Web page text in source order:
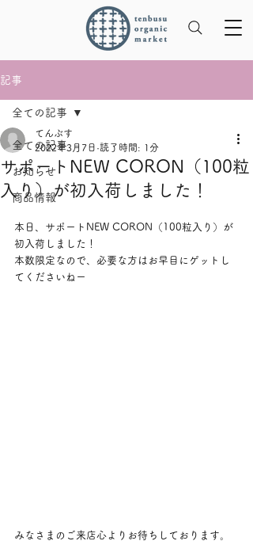
記事
全ての記事
お知らせ
商品情報
全ての記事
サポートNEW CORON（100粒
入り）が初入荷しました！
てんぶす
2022年3月7日 読了時間: 1分
本日、サポートNEW CORON（100粒入り）が
初入荷しました！
本数限定なので、必要な方はお早目にゲットし
てくださいねー
みなさまのご来店心よりお待ちしております。